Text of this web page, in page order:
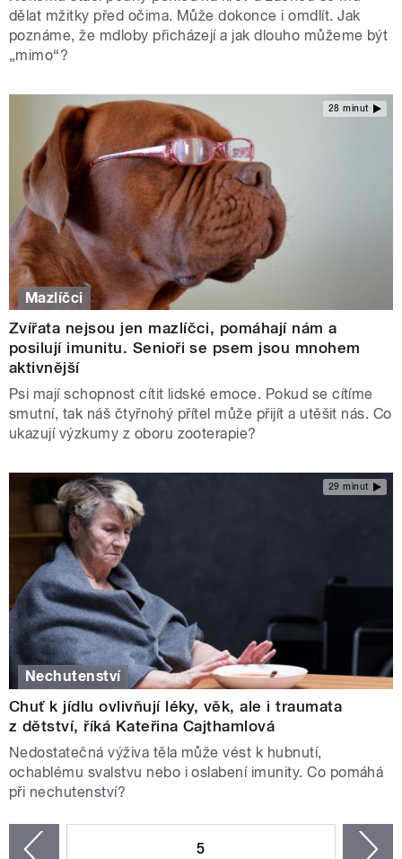
dělat mžitky před očima. Může dokonce i omdlít. Jak
poznáme, že mdloby přicházejí a jak dlouho můžeme být
„mimo“?
28 minut
Mazlíčci
Zvířata nejsou jen mazlíčci, pomáhají nám a
posilují imunitu. Senioři se psem jsou mnohem
aktivnější
Psi mají schopnost cítit lidské emoce. Pokud se cítíme
smutní, tak náš čtyřnohý přítel může přijít a utěšit nás. Co
ukazují výzkumy z oboru zooterapie?
29 minut
Nechutenství
Chuť k jídlu ovlivňují léky, věk, ale i traumata
z dětství, říká Kateřina Cajthamlová
Nedostatečná výživa těla může vést k hubnutí,
ochablému svalstvu nebo i oslabení imunity. Co pomáhá
při nechutenství?
5